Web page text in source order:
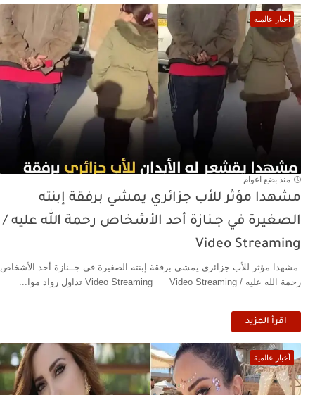
أخبار عالمية
منذ بضع اعوام
مشهدا مؤثر للأب جزائري يمشي برفقة إبنته
الصغيرة في جــنازة أحد الأشخاص رحمة الله عليه /
Video Streaming
مشهدا مؤثر للأب جزائري يمشي برفقة إبنته الصغيرة في جــنازة أحد الأشخاص
رحمة الله عليه / Video Streaming Video Streaming تداول رواد موا...
اقرأ المزيد
أخبار عالمية